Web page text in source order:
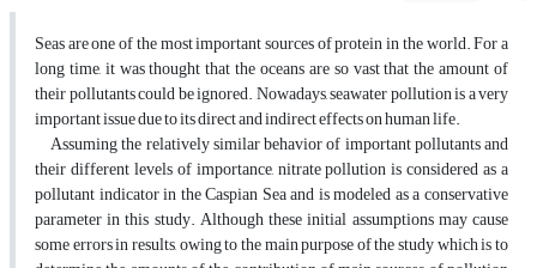
Seas are one of the most important sources of protein in the world. For a
long time, it was thought that the oceans are so vast that the amount of
their pollutants could be ignored. Nowadays, seawater pollution is a very
important issue due to its direct and indirect effects on human life.
Assuming the relatively similar behavior of important pollutants and
their different levels of importance, nitrate pollution is considered as a
pollutant indicator in the Caspian Sea and is modeled as a conservative
parameter in this study. Although these initial assumptions may cause
some errors in results, owing to the main purpose of the study which is to